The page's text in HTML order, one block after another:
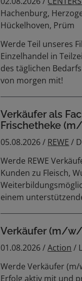
Hachenburg,
Hückelhoven, Prüm
Werde Teil unseres
Einzelhandel in
des täglichen
von morgen mit!
Verkäufer als
Frischetheke
05.08.2026 / REWE /
Werde REWE
Kunden zu Fleisch,
einem
Verkäufer (m/
01.08.2026 /Action /
Werde Verkäufer
Erfolg aktiv mit und